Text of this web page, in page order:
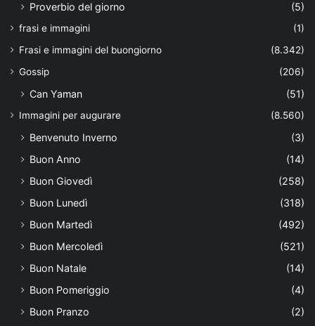
Proverbio del giorno
(5)
frasi e immagini
(1)
Frasi e immagini del buongiorno
(8.342)
Gossip
(206)
Can Yaman (51)
Immagini per augurare (8.560)
Benvenuto Inverno
(3)
Buon Anno
(14)
Buon Giovedì
(258)
Buon Lunedì
(318)
Buon Martedì
(492)
Buon Mercoledì
(521)
Buon Natale
(14)
Buon Pomeriggio
(4)
Buon Pranzo
(2)